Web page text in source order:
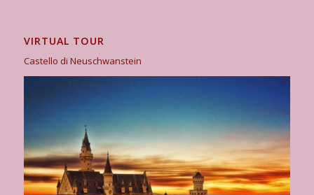
VIRTUAL TOUR
Castello di Neuschwanstein